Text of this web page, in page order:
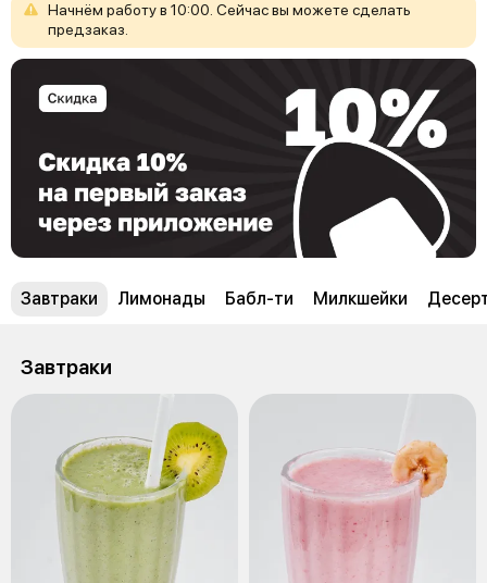
Начнём работув 10:00. Сейчасвы можете сделать
предзаказ.
Завтраки Лимонады Бабл-ти Милкшейки
Завтраки